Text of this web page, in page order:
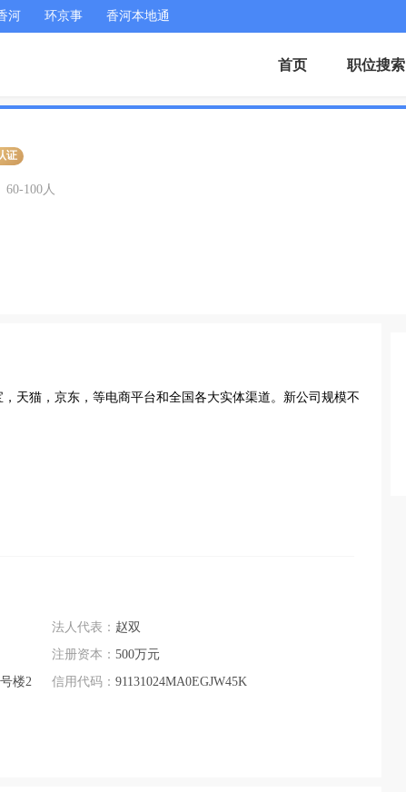
河 环京事 香河本地通
首页 职位搜索
证
60-100人
天猫，京东，等电商平台和全国各大实体渠道。新公司规模不
楼2
法人代表： 赵双
注册资本： 500万元
信用代码： 91131024MA0EGJW45K